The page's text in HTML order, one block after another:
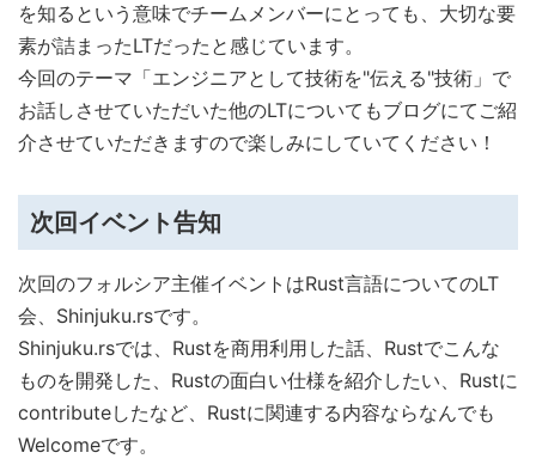
を知るという意味でチームメンバーにとっても、大切な要
素が詰まったLTだったと感じています。
今回のテーマ 「エンジニアとして技術を"伝える"技術」で
お話しさせていただいた他のLTについてもブログにてご紹
介させていただきますので楽しみにしていてください！
次回イベント告知
次回のフォルシア主催イベントはRust言語についてのLT
会、Shinjuku.rsです。
Shinjuku.rsでは、 Rustを商用利用した話、Rustでこんな
ものを開発した、Rustの面白い仕様を紹介したい、Rustに
contributeしたなど、Rustに関連する内容ならなんでも
Welcomeです。